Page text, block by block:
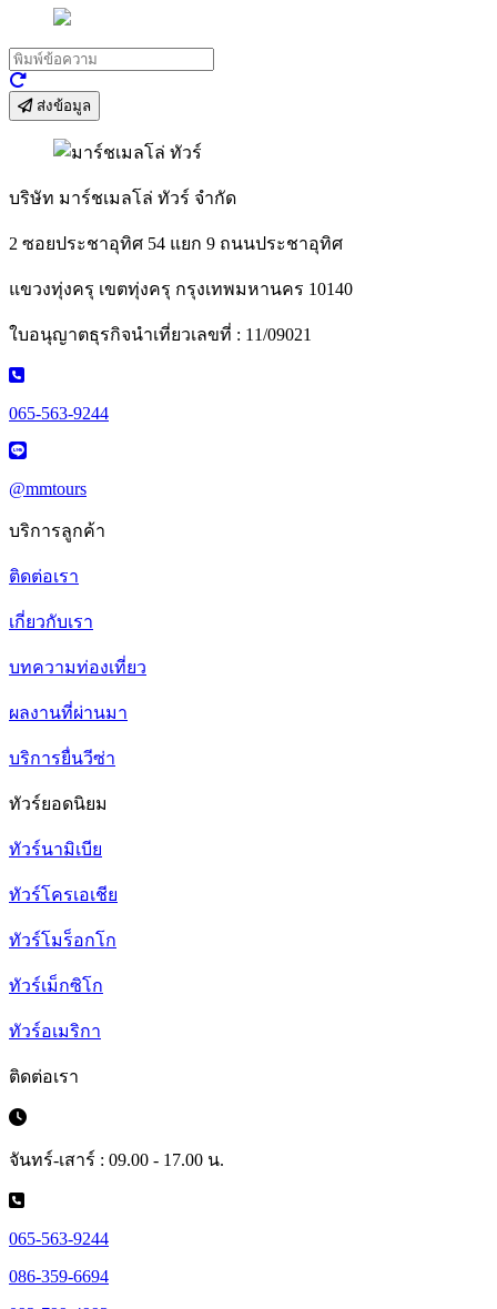
ส่งข้อมูล
บริษัท มาร์ชเมลโล่ ทัวร์ จำกัด
2 ซอยประชาอุทิศ 54 แยก 9 ถนนประชาอุทิศ
แขวงทุ่งครุ เขตทุ่งครุ กรุงเทพมหานคร 10140
ใบอนุญาตธุรกิจนำเที่ยวเลขที่ : 11/09021
065-563-9244
@mmtours
บริการลูกค้า
ติดต่อเรา
เกี่ยวกับเรา
บทความท่องเที่ยว
ผลงานที่ผ่านมา
บริการยื่นวีซ่า
ทัวร์ยอดนิยม
ทัวร์นามิเบีย
ทัวร์โครเอเชีย
ทัวร์โมร็อกโก
ทัวร์เม็กซิโก
ทัวร์อเมริกา
ติดต่อเรา
จันทร์-เสาร์ : 09.00 - 17.00 น.
065-563-9244
086-359-6694